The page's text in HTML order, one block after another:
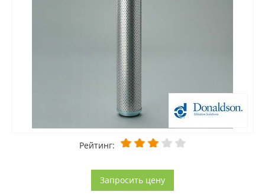
Рейтинг:
Запросить цену